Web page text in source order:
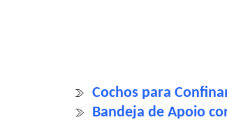
Cochos para
Bandeja de Apoio